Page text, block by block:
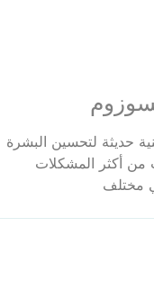
حديثة لتحسين البشرة
من أكثر المشكلات
مختلف